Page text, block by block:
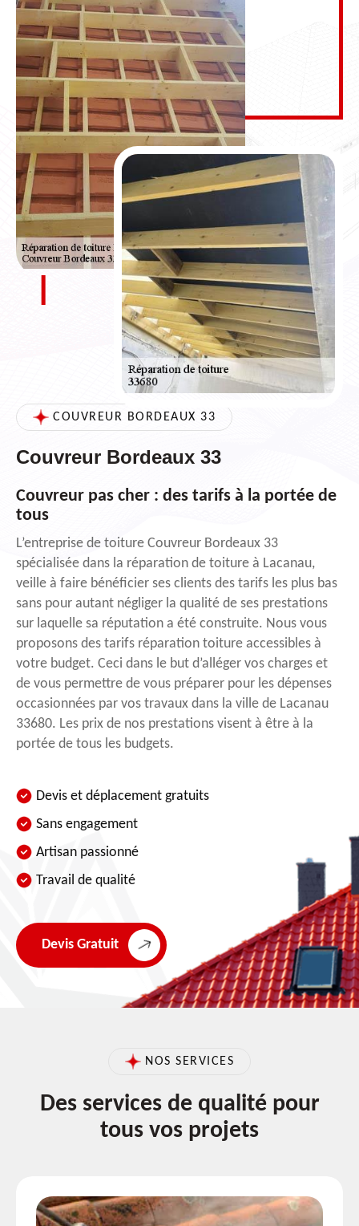
COUVREUR BORDEAUX 33
Couvreur Bordeaux 33
Couvreur pas cher : des tarifs à la portée de
tous
L’entreprise de toiture Couvreur Bordeaux 33
spécialisée dans la réparation de toiture à Lacanau,
veille à faire bénéficier ses clients des tarifs les plus bas
sans pour autant négliger la qualité de ses prestations
sur laquelle sa réputation a été construite. Nous vous
proposons des tarifs réparation toiture accessibles à
votre budget. Ceci dans le but d’alléger vos charges et
de vous permettre de vous préparer pour les dépenses
occasionnées par vos travaux dans la ville de Lacanau
33680. Les prix de nos prestations visent à être à la
portée de tous les budgets.
Devis et déplacement gratuits
Sans engagement
Artisan passionné
Travail de qualité
Devis Gratuit
NOS SERVICES
Des services de qualité pour
tous vos projets